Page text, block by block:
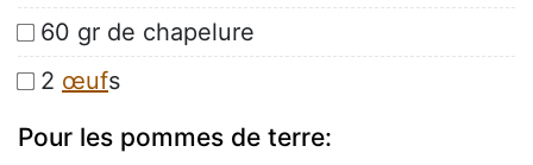
60 gr de chapelure
2 œufs
Pour les pommes de terre: